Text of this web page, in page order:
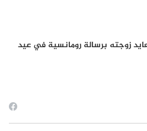
زوجته برسالة رومانسية في عيد